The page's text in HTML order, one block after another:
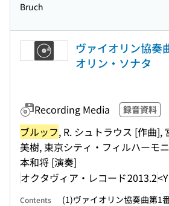
Bruch
ヴァイオリン協奏
オリン・ソナタ
Recording Media 録音資料
ブルッフ, R. シュトラウス [作曲],
美樹, 東京シティ・フィルハーモ
本和将 [演奏]
オクタヴィア・レコード2013.2
Contents (1)ヴァイオリン協奏曲第1